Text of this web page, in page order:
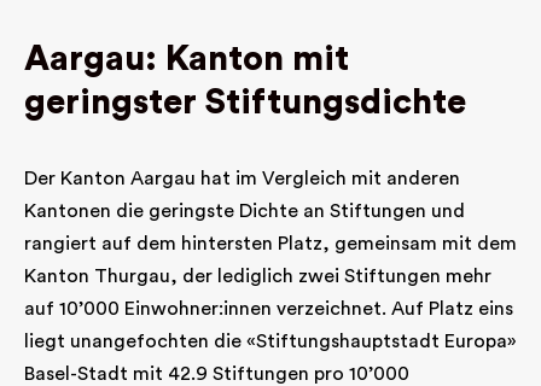
reduzieren oder eliminieren, die Aufklärung und
Empathie-Bildung für Tierwohl, Tierschutz und
Umweltschutz leisten, die zu einer Lifestyle-
beitragen.
Aargau: Kanton mit
geringster Stiftungsdichte
Der Kanton Aargau hat im Vergleich mit anderen
Kantonen die geringste Dichte an Stiftungen und
rangiert auf dem hintersten Platz, gemeinsam mit dem
Kanton Thurgau, der lediglich zwei Stiftungen mehr
auf 10’000 Einwohner:innen verzeichnet. Auf Platz eins
liegt unangefochten die «Stiftungshauptstadt Europa»
Basel-Stadt mit 42.9 Stiftungen pro 10’000